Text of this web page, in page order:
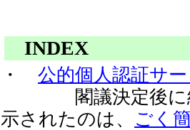
INDEX
・ 公的個人認証サ
閣議決定後に総
示されたのは、
ごく